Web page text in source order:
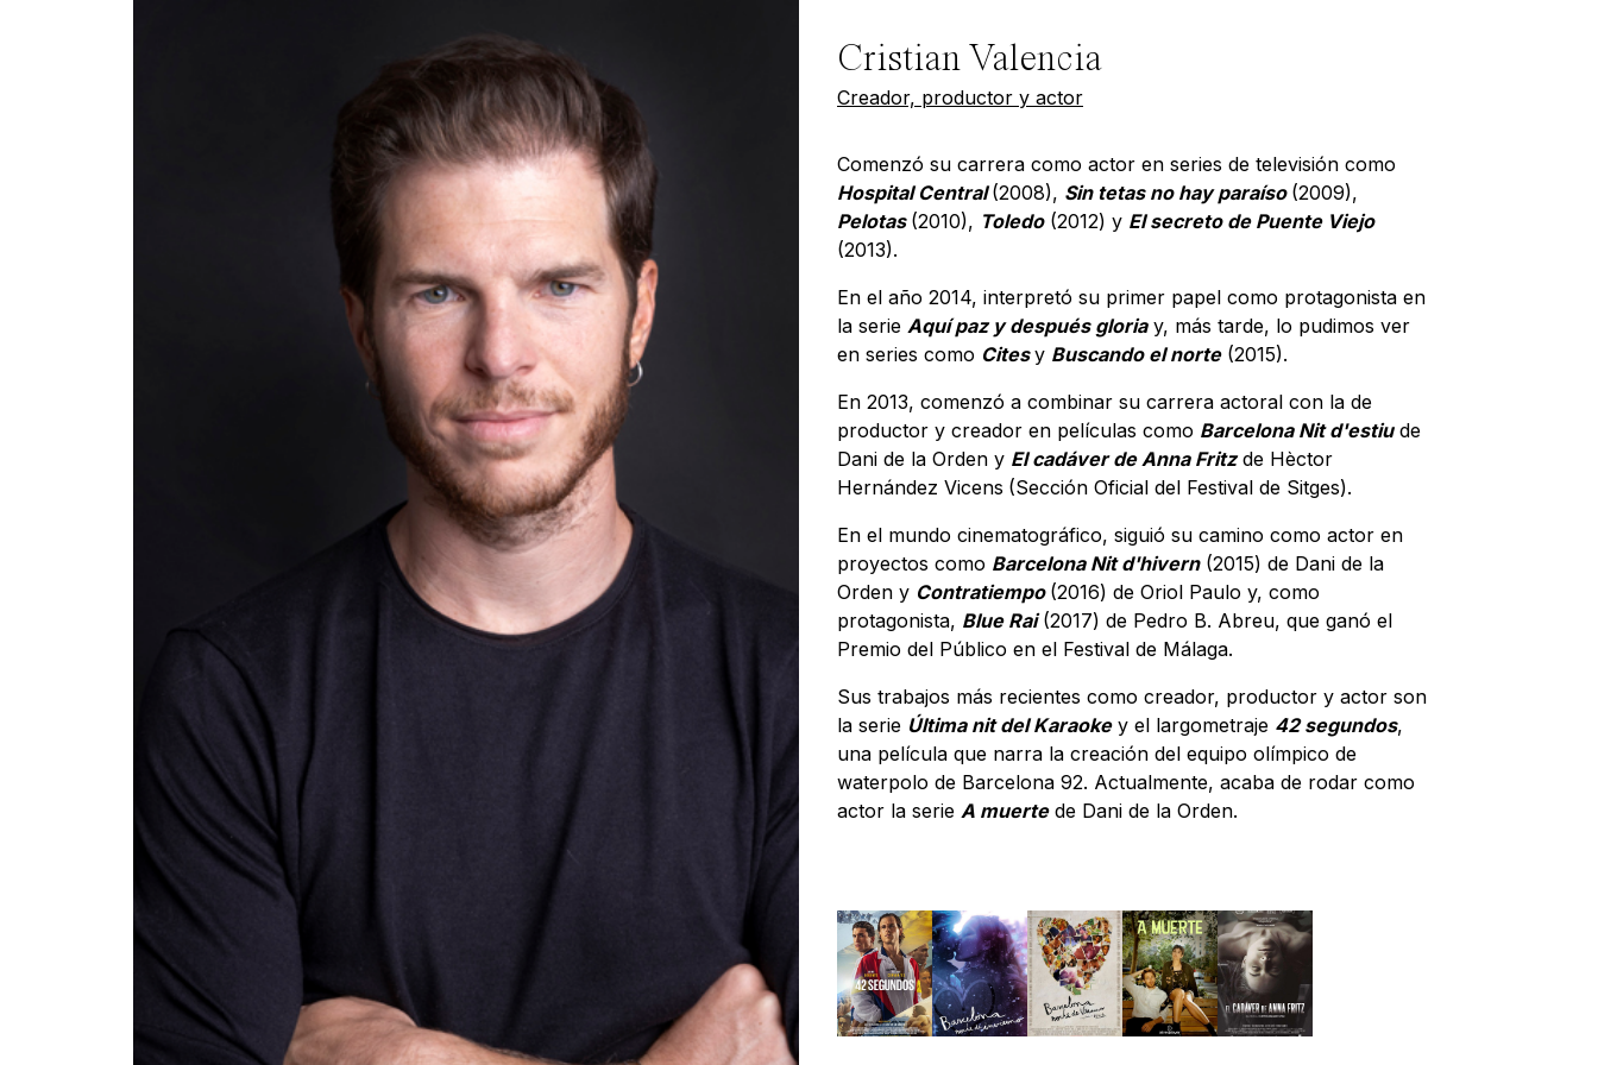
Cristian Valencia
Creador, productor y actor
Comenzó su carrera como actor en series de televisión como
Hospital Central(2008), Sin tetas no hay paraíso (2009),
Pelotas (2010), Toledo(2012) y El secreto de Puente Viejo
(2013).
En el año 2014, interpretó su primer papel como protagonista en
la serie Aquí paz y después gloriay, más tarde, lo pudimos ver
en series como Citesy Buscando el norte(2015).
En 2013, comenzó a combinar su carrera actoral con la de
productor y creador en películas como Barcelona Nit d'estiude
Dani de la Orden y El cadáver de Anna Fritzde Hèctor
Hernández Vicens (Sección Oficial del Festival de Sitges).
En el mundo cinematográfico, siguió su camino como actor en
proyectos como Barcelona Nit d'hivern(2015) de Dani de la
Orden y Contratiempo (2016) de Oriol Paulo y, como
protagonista, Blue Rai(2017) de Pedro B. Abreu, que ganó el
Premio del Público en el Festival de Málaga.
Sus trabajos más recientes como creador, productor y actor son
la serie Última nit del Karaokey el largometraje 42 segundos,
una película que narra la creación del equipo olímpico de
waterpolo de Barcelona 92. Actualmente, acaba de rodar como
actor la serie A muertede Dani de la Orden.